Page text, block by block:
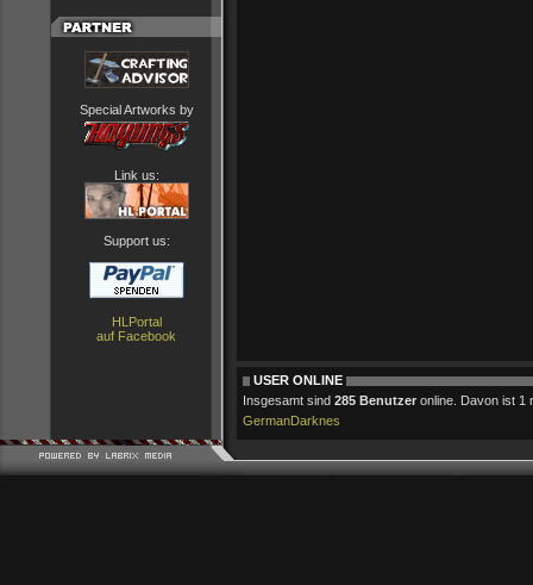
Special Artworks by
Link us:
Support us:
HLPortal
auf Facebook
USER ONLINE
Insgesamt sind 285 Benutzer online. Davon ist 1
GermanDarknes